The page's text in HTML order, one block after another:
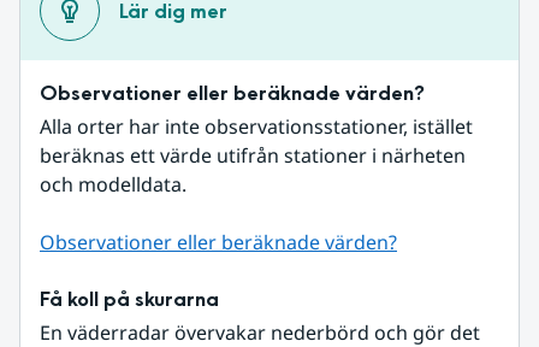
Lär dig mer
Observationer eller beräknade värden?
Alla orter har inte observationsstationer, istället
beräknas ett värde utifrån stationer i närheten
och modelldata.
Observationer eller beräknade värden?
Få koll på skurarna
En väderradar övervakar nederbörd och gör det